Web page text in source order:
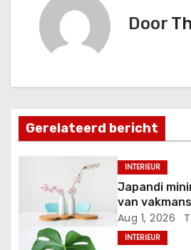
t
n
Door
Gerelateerd bericht
INTERIEUR
Japandi
van
Aug 1, 2026
INTERIEUR